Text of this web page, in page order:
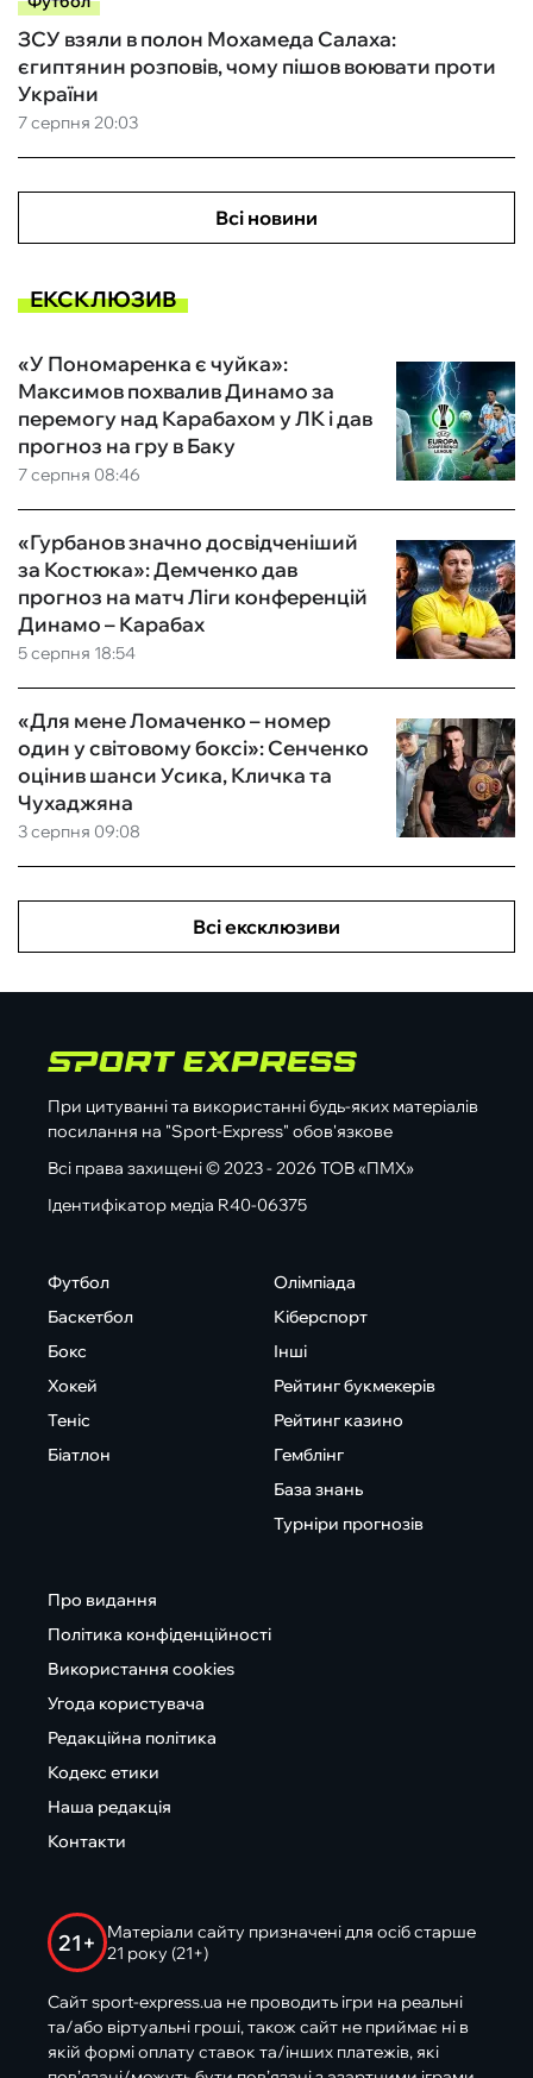
7 серпня 20:03
ЗСУ взяли в полон Мохамеда Салаха:
єгиптянин розповів, чому пішов воювати проти
України
Всі новини
ЕКСКЛЮЗИВ
7 серпня 08:46
«У Пономаренка є чуйка»:
Максимов похвалив Динамо за
перемогу над Карабахом у ЛК і дав
прогноз на гру в Баку
5 серпня 18:54
«Гурбанов значно досвідченіший
за Костюка»: Демченко дав
прогноз на матч Ліги конференцій
Динамо – Карабах
3 серпня 09:08
«Для мене Ломаченко – номер
один у світовому боксі»: Сенченко
оцінив шанси Усика, Кличка та
Чухаджяна
Всі ексклюзиви
При цитуванні та використанні будь-яких матеріалів
посилання на "Sport-Express" обов'язкове
Всі права захищені © 2023 - 2026 ТОВ «ПМХ»
Ідентифікатор медіа R40-06375
Футбол
Баскетбол
Бокс
Хокей
Теніс
Біатлон
Олімпіада
Кіберспорт
Інші
Рейтинг букмекерів
Рейтинг казино
Гемблінг
База знань
Турніри прогнозів
Про видання
Політика конфіденційності
Використання cookies
Угода користувача
Редакційна політика
Кодекс етики
Наша редакція
Контакти
21+
Матеріали сайту призначені для осіб старше
21 року (21+)
Сайт sport-express.ua не проводить ігри на реальні
та/або віртуальні гроші, також сайт не приймає ні в
якій формі оплату ставок та/інших платежів, які